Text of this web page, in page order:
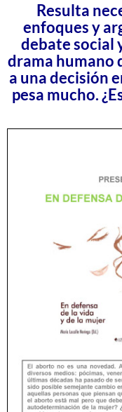
Resulta
enfoques y
debate social
drama humano
a una decisión
pesa mucho.